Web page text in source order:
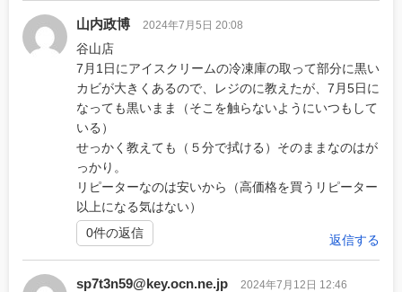
山内政博 2024年7月5日 20:08
谷山店
7月1日にアイスクリームの冷凍庫の取って部分に黒い
カビが大きくあるので、レジのに教えたが、7月5日に
なっても黒いまま（そこを触らないようにいつもして
いる）
せっかく教えても（５分で拭ける）そのままなのはが
っかり。
リピーターなのは安いから（高価格を買うリピーター
以上になる気はない）
返信する
0件の返信
sp7t3n59@key.ocn.ne.jp 2024年7月12日 12:46